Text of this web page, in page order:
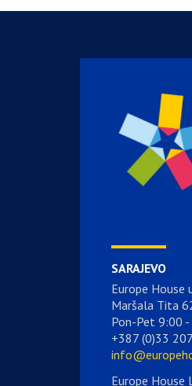
SARAJEVO
Europe House
Maršala Tita
Pon-Pet 9:00
+387 (0)33
Europe House